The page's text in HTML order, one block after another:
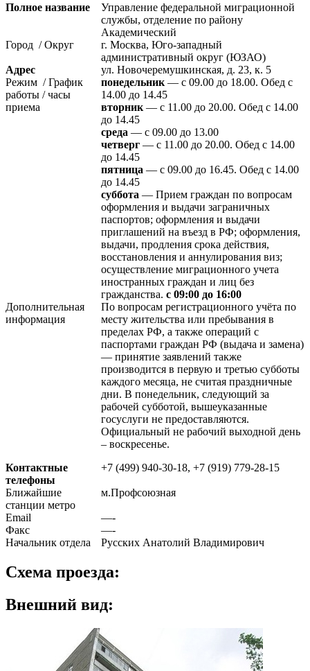
Полное название
Управление федеральной миграционной
службы, отделение по району
Академический
Город / Округ
г. Москва, Юго-западный
административный округ (ЮЗАО)
Адрес
ул. Новочеремушкинская, д. 23, к. 5
Режим / График
работы / часы
приема
понедельник — с 09.00 до 18.00. Обед с
14.00 до 14.45
вторник — с 11.00 до 20.00. Обед с 14.00
до 14.45
среда — с 09.00 до 13.00
четверг — с 11.00 до 20.00. Обед с 14.00
до 14.45
пятница — с 09.00 до 16.45. Обед с 14.00
до 14.45
суббота — Прием граждан по вопросам
оформления и выдачи заграничных
паспортов; оформления и выдачи
приглашений на въезд в РФ; оформления,
выдачи, продления срока действия,
восстановления и аннулирования виз;
осуществление миграционного учета
иностранных граждан и лиц без
гражданства. с 09:00 до 16:00
Дополнительная
информация
По вопросам регистрационного учёта по
месту жительства или пребывания в
пределах РФ, а также операций с
паспортами граждан РФ (выдача и замена)
— принятие заявлений также
производится в первую и третью субботы
каждого месяца, не считая праздничные
дни. В понедельник, следующий за
рабочей субботой, вышеуказанные
госуслуги не предоставляются.
Официальный не рабочий выходной день
– воскресенье.
Контактные
телефоны
+7 (499) 940-30-18, +7 (919) 779-28-15
Ближайшие
станции метро
м.Профсоюзная
Email
—-
Факс
—-
Начальник отдела
Русских Анатолий Владимирович
Схема проезда:
Внешний вид: